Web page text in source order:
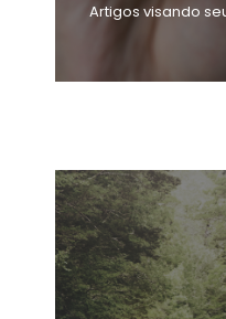
Artigos visando